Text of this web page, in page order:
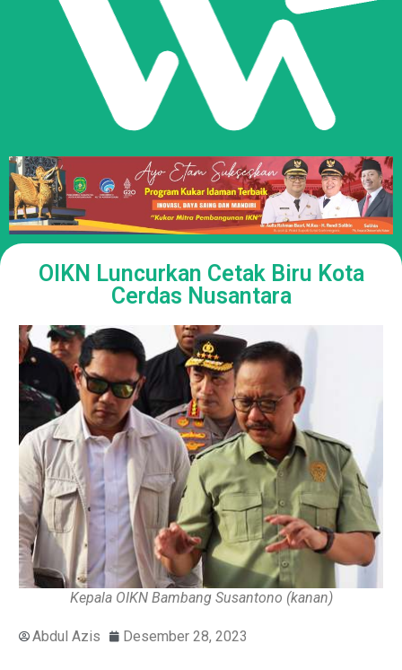
OIKN Luncurkan Cetak Biru Kota
Cerdas Nusantara
Kepala OIKN Bambang Susantono (kanan)
Abdul Azis Desember 28, 2023